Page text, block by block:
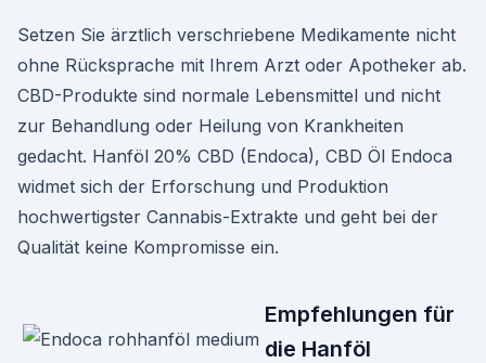
Setzen Sie ärztlich verschriebene Medikamente nicht
ohne Rücksprache mit Ihrem Arzt oder Apotheker ab.
CBD-Produkte sind normale Lebensmittel und nicht
zur Behandlung oder Heilung von Krankheiten
gedacht. Hanföl 20% CBD (Endoca), CBD Öl Endoca
widmet sich der Erforschung und Produktion
hochwertigster Cannabis-Extrakte und geht bei der
Qualität keine Kompromisse ein.
Empfehlungen für
die Hanföl